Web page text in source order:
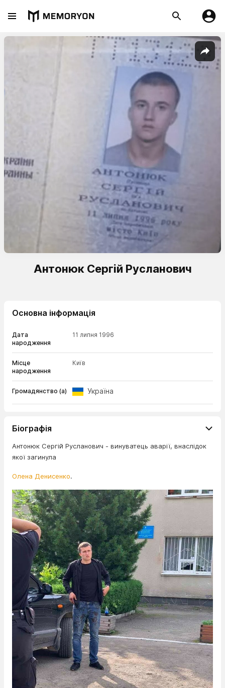
Антонюк Сергій Русланович
Основна інформація
Дата
народження
11 липня 1996
Місце
народження
Київ
Громадянство (а) Україна
Біографія
Антонюк Сергій Русланович - винуватець аварії, внаслідок
якої загинула
Олена Денисенко.